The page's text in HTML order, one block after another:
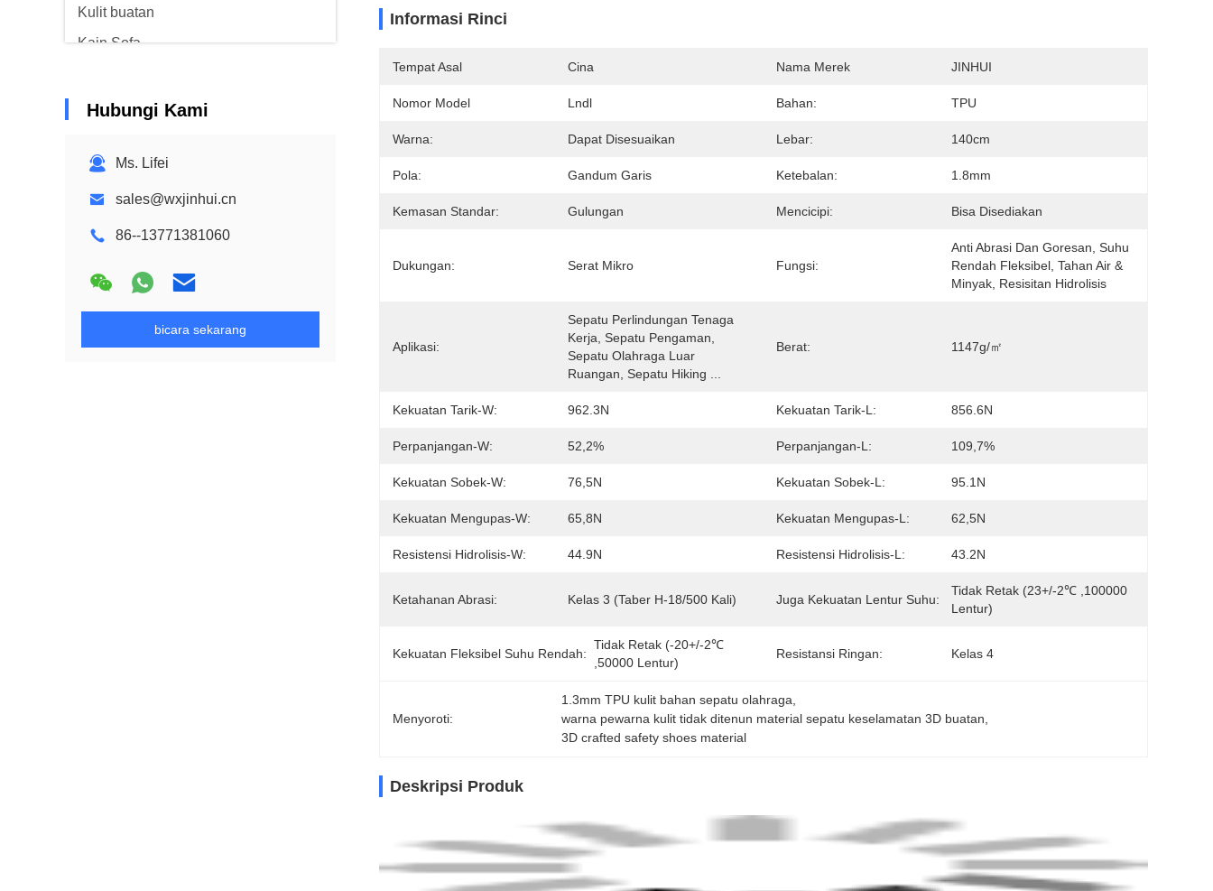
Kulit buatan
Kain Sofa
Hubungi Kami
Ms. Lifei
sales@wxjinhui.cn
86--13771381060
bicara sekarang
Informasi Rinci
Tempat Asal Cina Nama Merek JINHUI
Nomor Model Lndl Bahan: TPU
Warna: Dapat Disesuaikan Lebar: 140cm
Pola: Gandum Garis Ketebalan: 1.8mm
Kemasan Standar: Gulungan Mencicipi: Bisa Disediakan
Dukungan: Serat Mikro Fungsi:
Anti Abrasi Dan Goresan, Suhu
Rendah Fleksibel, Tahan Air &
Minyak, Resisitan Hidrolisis
Aplikasi:
Sepatu Perlindungan Tenaga
Kerja, Sepatu Pengaman,
Sepatu Olahraga Luar
Ruangan, Sepatu Hiking ...
Berat: 1147g/㎡
Kekuatan Tarik-W: 962.3N Kekuatan Tarik-L: 856.6N
Perpanjangan-W: 52,2% Perpanjangan-L: 109,7%
Kekuatan Sobek-W: 76,5N Kekuatan Sobek-L: 95.1N
Kekuatan Mengupas-W: 65,8N Kekuatan Mengupas-L: 62,5N
Resistensi Hidrolisis-W: 44.9N Resistensi Hidrolisis-L: 43.2N
Ketahanan Abrasi: Kelas 3 (Taber H-18/500 Kali) Juga Kekuatan Lentur Suhu:
Tidak Retak (23+/-2℃ ,100000
Lentur)
Kekuatan Fleksibel Suhu Rendah:
Tidak Retak (-20+/-2℃
,50000 Lentur)
Resistansi Ringan: Kelas 4
Menyoroti:
1.3mm TPU kulit bahan sepatu olahraga
warna pewarna kulit tidak ditenun material sepatu keselamatan 3D buatan
3D crafted safety shoes material
Deskripsi Produk